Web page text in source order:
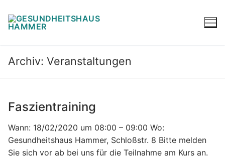
Archiv: Veranstaltungen
Faszientraining
Wann: 18/02/2020 um 08:00 – 09:00 Wo:
Gesundheitshaus Hammer, Schloßstr. 8 Bitte melden
Sie sich vor ab bei uns für die Teilnahme am Kurs an.